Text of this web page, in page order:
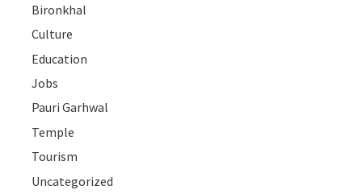
Bironkhal
Culture
Education
Jobs
Pauri Garhwal
Temple
Tourism
Uncategorized